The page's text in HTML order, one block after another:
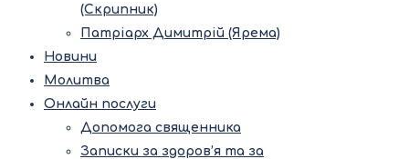
(Скрипник)
Патріарх Димитрій (Ярема)
Новини
Молитва
Онлайн послуги
Допомога священника
Записки за здоров’я та за